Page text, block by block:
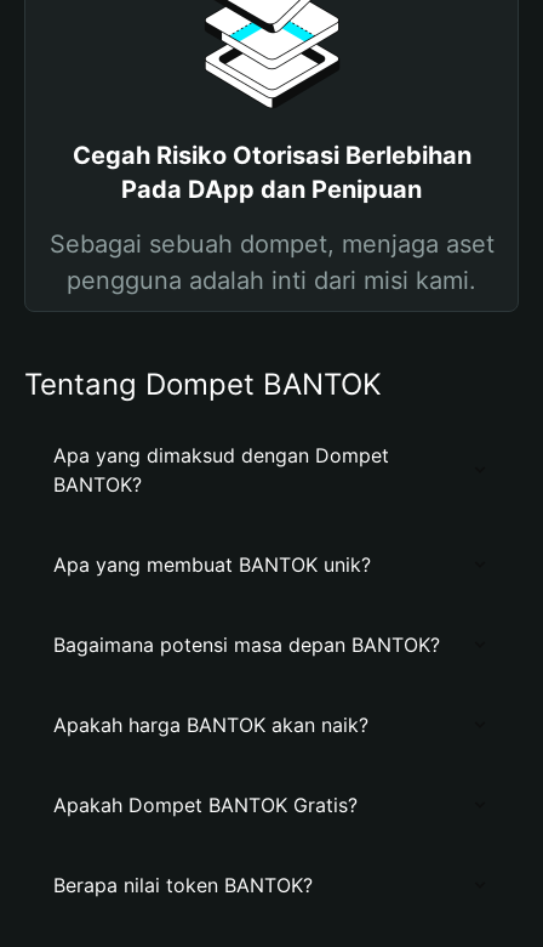
Cegah Risiko Otorisasi Berlebihan
Pada DApp dan Penipuan
Sebagai sebuah dompet, menjaga aset
pengguna adalah inti dari misi kami.
Tentang Dompet BANTOK
Apa yang dimaksud dengan Dompet
BANTOK?
Apa yang membuat BANTOK unik?
Bagaimana potensi masa depan BANTOK?
Apakah harga BANTOK akan naik?
Apakah Dompet BANTOK Gratis?
Berapa nilai token BANTOK?